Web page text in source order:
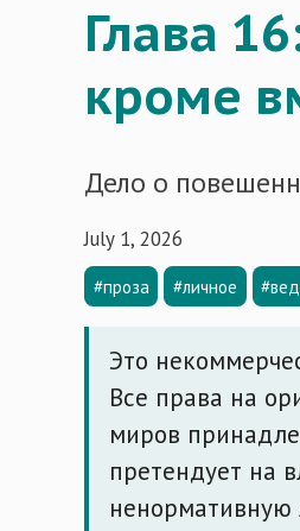
Глава
кроме
Дело о
July 1, 2026
#проза #личное
Это
Все права на
миров
претендует на
ненормативную